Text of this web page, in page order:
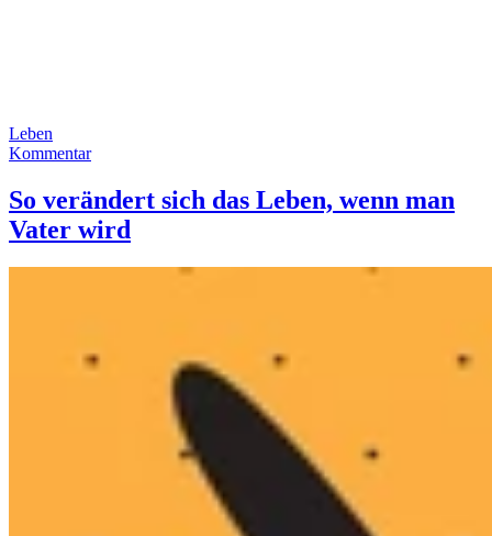
Leben
Kommentar
So verändert sich das Leben, wenn man
Vater wird